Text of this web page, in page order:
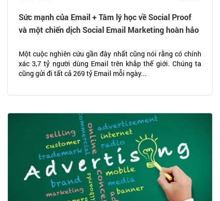
Sức mạnh của Email + Tâm lý học về Social Proof
và một chiến dịch Social Email Marketing hoàn hảo
Một cuộc nghiên cứu gần đây nhất cũng nói rằng có chính
xác 3,7 tỷ người dùng Email trên khắp thế giới. Chúng ta
cũng gửi đi tất cả 269 tỷ Email mỗi ngày...